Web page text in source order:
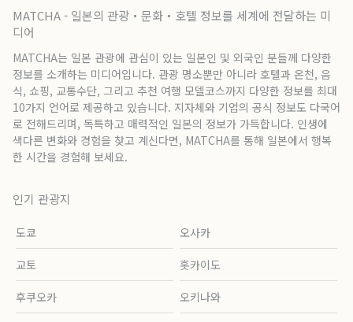
MATCHA - 일본의 관광・문화・호텔 정보를 세계에 전달하는 미
디어
MATCHA는 일본 관광에 관심이 있는 일본인 및 외국인 분들께 다양한
정보를 소개하는 미디어입니다. 관광 명소뿐만 아니라 호텔과 온천, 음
식, 쇼핑, 교통수단, 그리고 추천 여행 모델코스까지 다양한 정보를 최대
10가지 언어로 제공하고 있습니다. 지자체와 기업의 공식 정보도 다국어
로 전해드리며, 독특하고 매력적인 일본의 정보가 가득합니다. 인생에
색다른 변화와 경험을 찾고 계신다면, MATCHA를 통해 일본에서 행복
한 시간을 경험해 보세요.
인기 관광지
도쿄 오사카
교토 홋카이도
후쿠오카 오키나와